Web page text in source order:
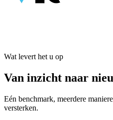
Wat levert het u op
Van inzicht naar
Eén benchmark, meerdere
versterken.